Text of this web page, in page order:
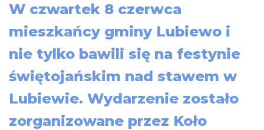
W czwartek 8 czerwca
mieszkańcy gminy Lubiewo i
nie tylko bawili się na festynie
świętojańskim nad stawem w
Lubiewie. Wydarzenie zostało
zorganizowane przez Koło